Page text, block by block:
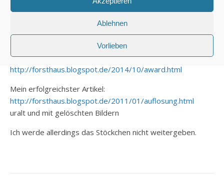
Ablehnen
Vorlieben
Liebe Susanne,
heute habe ich es endlich geschafft, Deine Fragen zu
beantworten:
http://forsthaus.blogspot.de/2014/10/award.html
Mein erfolgreichster Artikel:
http://forsthaus.blogspot.de/2011/01/auflosung.html
uralt und mit gelöschten Bildern
Ich werde allerdings das Stöckchen nicht weitergeben.